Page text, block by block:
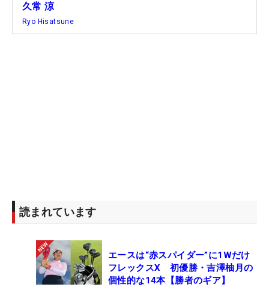
久常 涼
Ryo Hisatsune
読まれています
エースは“赤スパイダー”に1Wだけ
フレックスX 初優勝・吉澤柚月の
個性的な14本【勝者のギア】